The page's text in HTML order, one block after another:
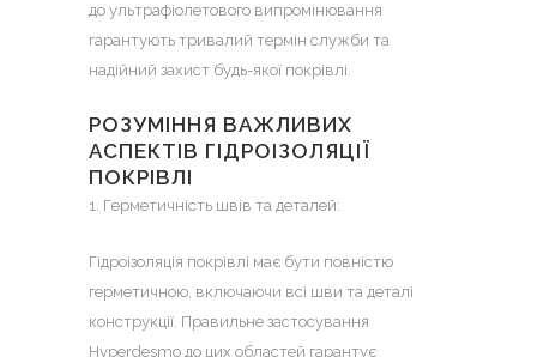
до ультрафіолетового випромінювання
гарантують тривалий термін служби та
надійний захист будь-якої покрівлі.
РОЗУМІННЯ ВАЖЛИВИХ
АСПЕКТІВ ГІДРОІЗОЛЯЦІЇ
ПОКРІВЛІ
1. Герметичність швів та деталей:
Гідроізоляція покрівлі має бути повністю
герметичною, включаючи всі шви та деталі
конструкції. Правильне застосування
Hyperdesmo до цих областей гарантує